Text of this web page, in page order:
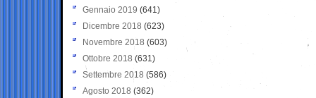
Gennaio 2019 (641)
Dicembre 2018 (623)
Novembre 2018 (603)
Ottobre 2018 (631)
Settembre 2018 (586)
Agosto 2018 (362)